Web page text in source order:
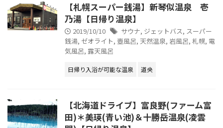
【札幌スーパー銭湯】新琴似温泉 壱
乃湯【日帰り温泉】
2019/10/10 サウナ, ジェットバス, スーパー
銭湯, ゼオライト, 壺風呂, 天然温泉, 岩風呂, 札幌, 電
気風呂, 露天風呂
日帰り入浴が可能な温泉 道央
【北海道ドライブ】富良野(ファーム富
田)＊美瑛(青い池)＆十勝岳温泉(凌雲